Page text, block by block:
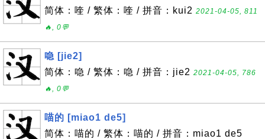
简体：喹 / 繁体：喹 / 拼音：kui2 2021-04-05, 811
🔥, 0💬
喼 [jie2]
简体：喼 / 繁体：喼 / 拼音：jie2 2021-04-05, 786
🔥, 0💬
喵的 [miao1 de5]
简体：喵的 / 繁体：喵的 / 拼音：miao1 de5